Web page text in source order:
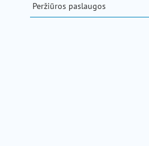
Peržiūros paslaugos